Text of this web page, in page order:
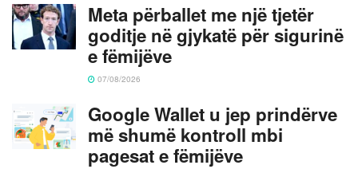
Meta përballet me një tjetër
goditje në gjykatë për sigurinë
e fëmijëve
07/08/2026
Google Wallet u jep prindërve
më shumë kontroll mbi
pagesat e fëmijëve